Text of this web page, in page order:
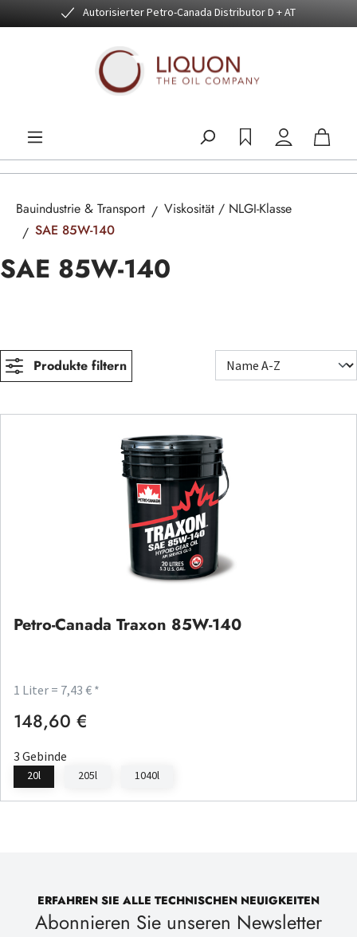
Zum Hauptinhalt springenAutorisierter Petro-Canada Distributor D + AT
Bauindustrie & Transport
Viskosität / NLGI-Klasse
SAE 85W-140
SAE 85W-140
Produkte filtern
Petro-Canada Traxon 85W-140
1 Liter = 7,43 € *
Regulärer Preis:
148,60 €
3 Gebinde
20l 205l 1040l
ERFAHREN SIE ALLE TECHNISCHEN NEUIGKEITEN
Abonnieren Sie unseren Newsletter